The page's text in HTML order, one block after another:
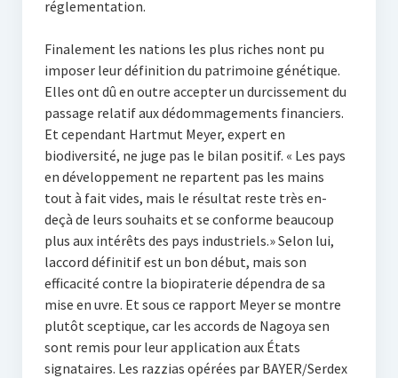
réglementation.
Finalement les nations les plus riches nont pu
imposer leur définition du patrimoine génétique.
Elles ont dû en outre accepter un durcissement du
passage relatif aux dédommagements financiers.
Et cependant Hartmut Meyer, expert en
biodiversité, ne juge pas le bilan positif. « Les pays
en développement ne repartent pas les mains
tout à fait vides, mais le résultat reste très en-
deçà de leurs souhaits et se conforme beaucoup
plus aux intérêts des pays industriels.» Selon lui,
laccord définitif est un bon début, mais son
efficacité contre la biopiraterie dépendra de sa
mise en uvre. Et sous ce rapport Meyer se montre
plutôt sceptique, car les accords de Nagoya sen
sont remis pour leur application aux États
signataires. Les razzias opérées par BAYER/Serdex